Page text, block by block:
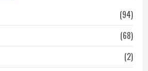
(94)
(68)
(2)